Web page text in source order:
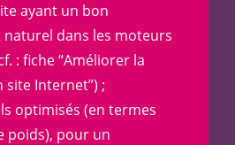
ayant un bon
dans les moteurs
: fiche “Améliorer la
site Internet”) ;
optimisés (en termes
poids), pour un